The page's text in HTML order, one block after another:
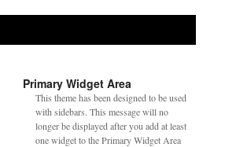
Primary Widget Area
This theme has been designed to be used
with sidebars. This message will no
longer be displayed after you add at least
one widget to the Primary Widget Area